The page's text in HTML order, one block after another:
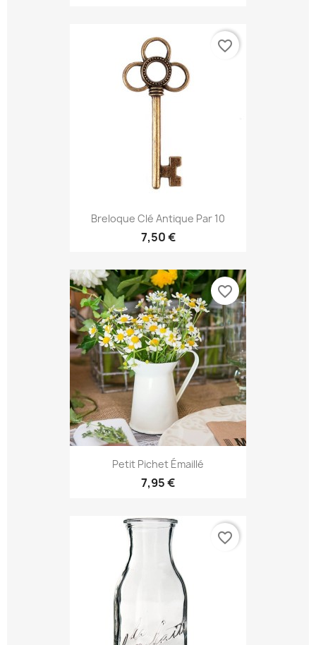
Breloque Clé Antique Par 10
7,50 €
favorite_border
Petit Pichet Émaillé
7,95 €
favorite_border
favorite_border